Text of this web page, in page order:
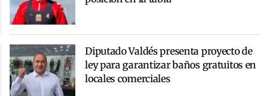
Diputado Valdés presenta proyecto de
ley para garantizar baños gratuitos en
locales comerciales